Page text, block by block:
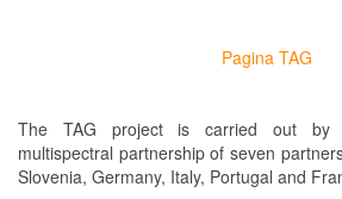
Pagina TAG
The TAG project is carried out by
multispectral partnership of seven
Slovenia, Germany, Italy, Portugal and